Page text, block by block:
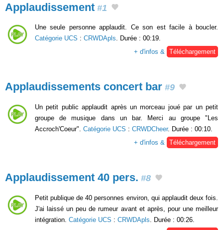
Applaudissement #1
Une seule personne applaudit. Ce son est facile à boucler.
Catégorie UCS : CRWDApls. Durée : 00:19.
+ d'infos & Téléchargement
Applaudissements concert bar #9
Un petit public applaudit après un morceau joué par un petit
groupe de musique dans un bar. Merci au groupe "Les
Accroch'Coeur". Catégorie UCS : CRWDCheer. Durée : 00:10.
+ d'infos &
Téléchargement
Applaudissement 40 pers. #8
Petit publique de 40 personnes environ, qui applaudit deux fois.
J'ai laissé un peu de rumeur avant et après, pour une meilleur
intégration. Catégorie UCS : CRWDApls . Durée : 00:26.